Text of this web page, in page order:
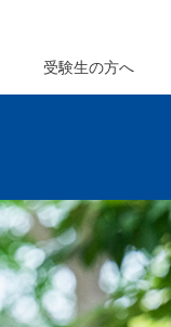
受験生の方へ